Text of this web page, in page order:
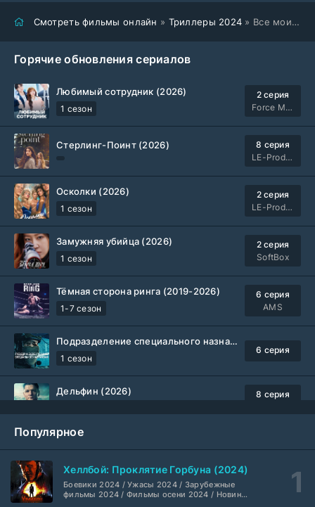
Смотреть фильмы онлайн » Триллеры 2024 » Все мои друзья мертвы (2024)
Горячие обновления сериалов
Любимый сотрудник (2026)
1 сезон
2 серия
Force Media
Стерлинг-Поинт (2026)
8 серия
LE-Production
Осколки (2026)
1 сезон
2 серия
LE-Production
Замужняя убийца (2026)
1 сезон
2 серия
SoftBox
Тёмная сторона ринга (2019-2026)
1-7 сезон
6 серия
AMS
Подразделение специального назначения (2026)
1 сезон
6 серия
Дельфин (2026)
8 серия
Шугар (2026)
Популярное
Хеллбой: Проклятие Горбуна (2024)
Боевики 2024 / Ужасы 2024 / Зарубежные
фильмы 2024 / Фильмы осени 2024 / Новинки